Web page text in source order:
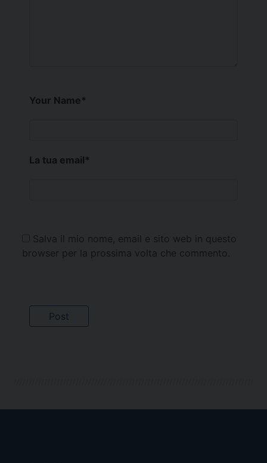
Your Name*
La tua email*
Salva il mio nome, email e sito web in questo
browser per la prossima volta che commento.